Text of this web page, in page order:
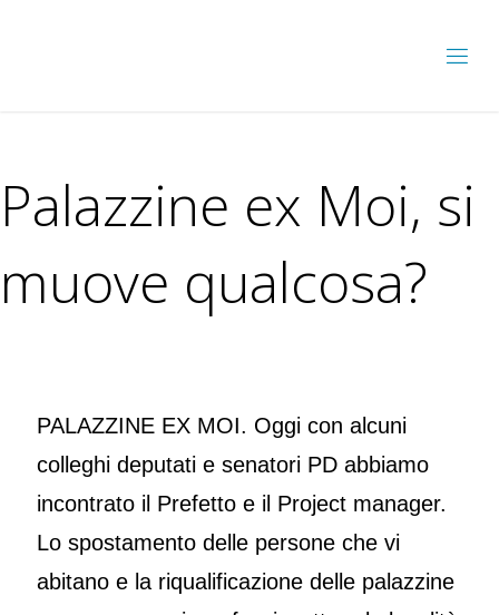
Palazzine ex Moi, si
muove qualcosa?
PALAZZINE EX MOI. Oggi con alcuni
colleghi deputati e senatori PD abbiamo
incontrato il Prefetto e il Project manager.
Lo spostamento delle persone che vi
abitano e la riqualificazione delle palazzine